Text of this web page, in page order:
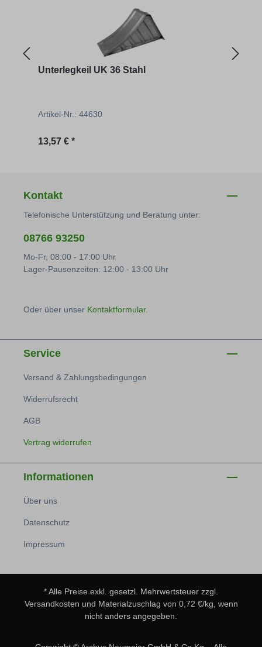
Unterlegkeil UK 36 Stahl
Artikel-Nr.: 44630
Regulärer Preis:
13,57 € *
Kontakt
Telefonische Unterstützung und Beratung unter:
08766 93250
Mo-Fr, 08:00 - 17:00 Uhr
Lager-Pausenzeiten: 12:00 - 13:00 Uhr
Oder über unser Kontaktformular.
Service
Versand & Zahlungsbedingungen
Widerrufsrecht
AGB
Vertrag widerrufen
Informationen
Über uns
Datenschutz
Impressum
* Alle Preise exkl. gesetzl. Mehrwertsteuer zzgl.
Versandkosten und Materialzuschlag von 0,72 €/kg, wenn
nicht anders angegeben.